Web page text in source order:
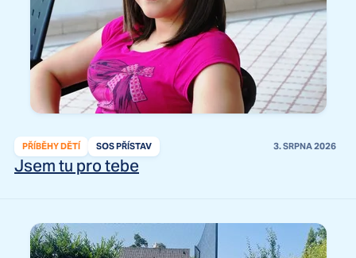
PŘÍBĚHY DĚTÍ SOS PŘÍSTAV 3. SRPNA 2026
Jsem tu pro tebe